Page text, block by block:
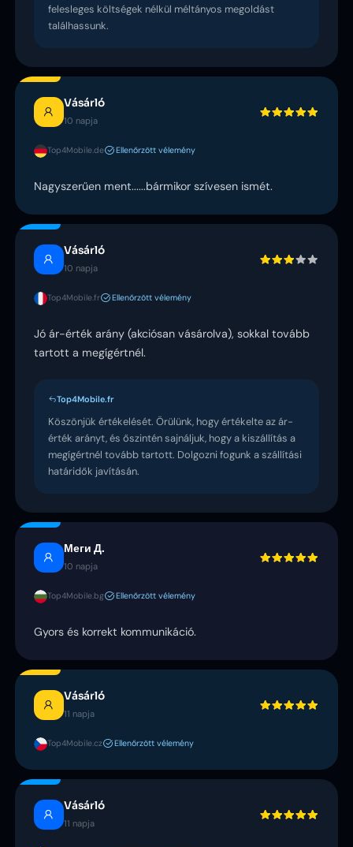
felesleges költségek nélkül méltányos megoldást
találhassunk.
Vásárló
10 napja
Top4Mobile.de Ellenőrzött vélemény
Nagyszerűen ment......bármikor szívesen ismét.
Vásárló
10 napja
Top4Mobile.fr Ellenőrzött vélemény
Jó ár-érték arány (akciósan vásárolva), sokkal tovább
tartott a megígértnél.
Top4Mobile.fr
Köszönjük értékelését. Örülünk, hogy értékelte az ár-
érték arányt, és őszintén sajnáljuk, hogy a kiszállítás a
megígértnél tovább tartott. Dolgozni fogunk a szállítási
határidők javításán.
Меги Д.
10 napja
Top4Mobile.bg Ellenőrzött vélemény
Gyors és korrekt kommunikáció.
Vásárló
11 napja
Top4Mobile.cz Ellenőrzött vélemény
Vásárló
11 napja